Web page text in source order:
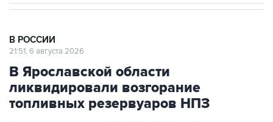
В РОССИИ
21:51, 6 августа 2026
В Ярославской области
ликвидировали возгорание
топливных резервуаров НПЗ